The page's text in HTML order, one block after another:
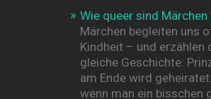
Wie queer sind
Märchen begleiten uns
Kindheit – und
gleiche Geschichte:
am Ende wird
wenn man ein bisschen